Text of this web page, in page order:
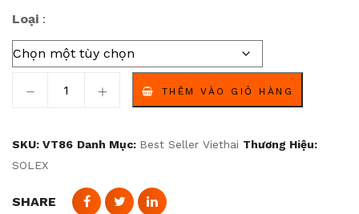
Loại
THÊM VÀO GIỎ HÀNG
SKU: VT86 Danh Mục: Best Seller Viethai Thương Hiệu:
SOLEX
SHARE